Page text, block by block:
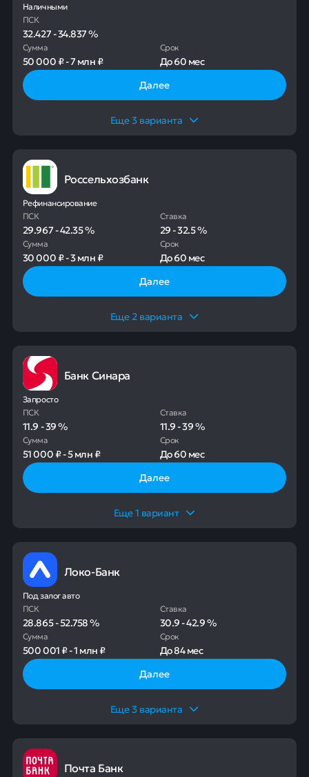
Наличными
ПСК
32.427-34.837%
Сумма
50 000 ₽-7 млн ₽
Срок
До60 мес
Далее
Еще3 варианта
Россельхозбанк
Рефинансирование
ПСК
29.967-42.35%
Ставка
29-32.5%
Сумма
30 000 ₽-3 млн ₽
Срок
До60 мес
Далее
Еще2 варианта
Банк Синара
Запросто
ПСК
11.9-39%
Ставка
11.9-39%
Сумма
51 000 ₽-5 млн ₽
Срок
До60 мес
Далее
Еще1 вариант
Локо-Банк
Под залог авто
ПСК
28.865-52.758%
Ставка
30.9-42.9%
Сумма
500 001 ₽-1 млн ₽
Срок
До84 мес
Далее
Еще3 варианта
Почта Банк